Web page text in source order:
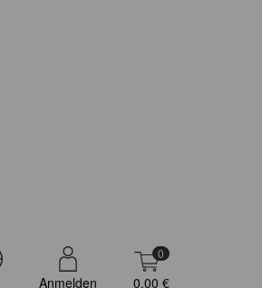
Anmelden
0
0,00 €